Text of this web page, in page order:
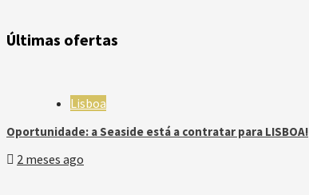
Últimas ofertas
Lisboa
Oportunidade: a Seaside está a contratar para LISBOA!
2 meses ago